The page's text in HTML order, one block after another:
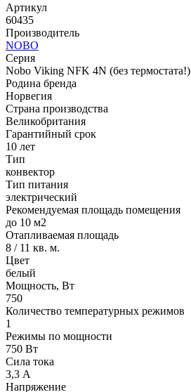
Артикул
60435
Производитель
NOBO
Серия
Nobo Viking NFK 4N (без термостата!)
Родина бренда
Норвегия
Страна производства
Великобритания
Гарантийный срок
10 лет
Тип
конвектор
Тип питания
электрический
Рекомендуемая площадь помещения
до 10 м2
Отапливаемая площадь
8 / 11 кв. м.
Цвет
белый
Мощность, Вт
750
Количество температурных режимов
1
Режимы по мощности
750 Вт
Сила тока
3,3 А
Напряжение